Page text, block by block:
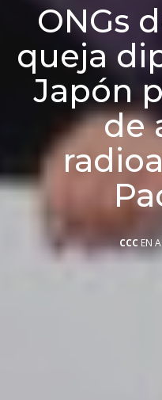
ONGs
queja
Japón
de
CCC EN